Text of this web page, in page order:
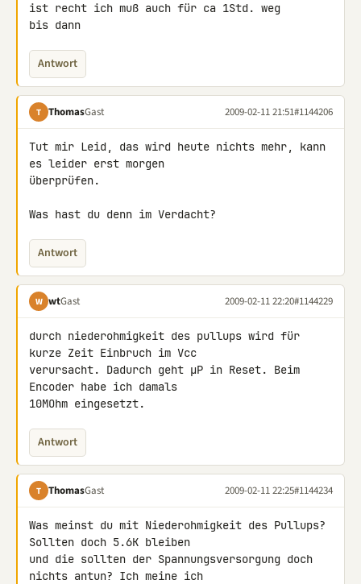
ist recht ich muß auch für ca 1Std. weg
bis dann
Antwort
T ThomasGast 2009-02-11 21:51#1144206
Tut mir Leid, das wird heute nichts mehr, kann
es leider erst morgen
überprüfen.
Was hast du denn im Verdacht?
Antwort
W wtGast 2009-02-11 22:20#1144229
durch niederohmigkeit des pullups wird für
kurze Zeit Einbruch im Vcc
verursacht. Dadurch geht µP in Reset. Beim
Encoder habe ich damals
10MOhm eingesetzt.
Antwort
T ThomasGast 2009-02-11 22:25#1144234
Was meinst du mit Niederohmigkeit des Pullups?
Sollten doch 5.6K bleiben
und die sollten der Spannungsversorgung doch
nichts antun? Ich meine ich